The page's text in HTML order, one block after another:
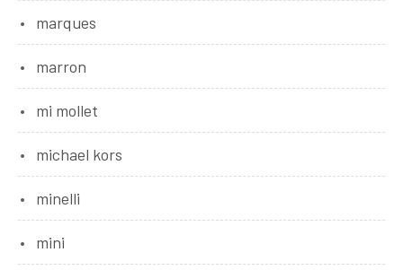
marques
marron
mi mollet
michael kors
minelli
mini